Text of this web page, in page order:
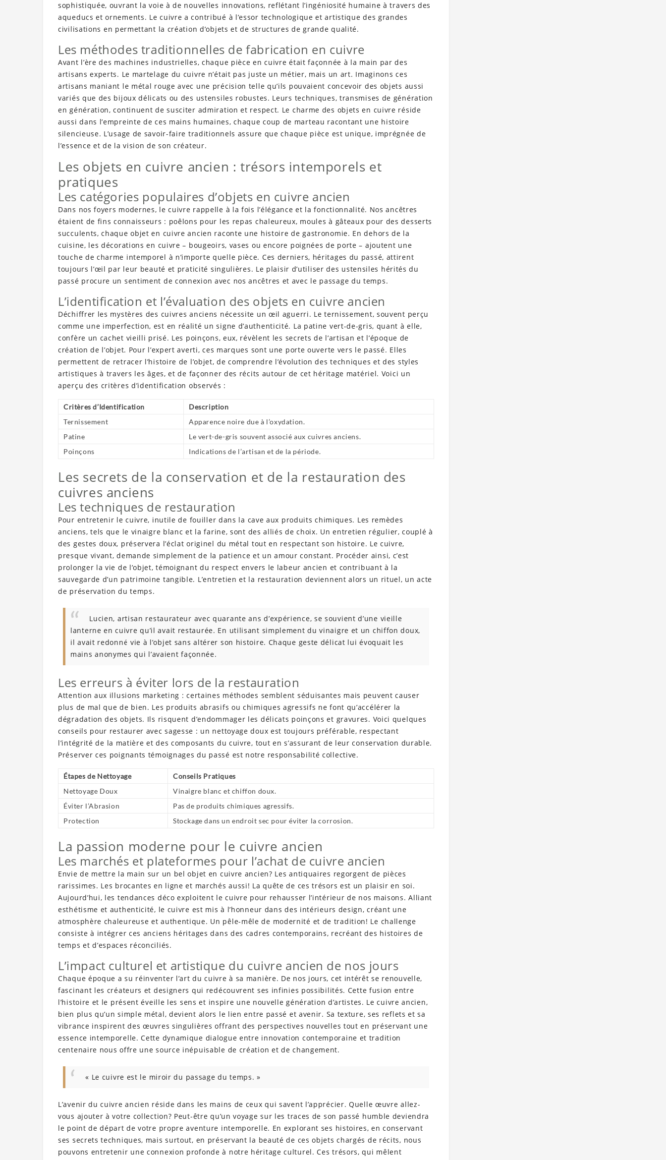
sophistiquée, ouvrant la voie à de nouvelles innovations, reflétant l’ingéniosité humaine à travers des
aqueducs et ornements. Le cuivre a contribué à l’essor technologique et artistique des grandes
civilisations en permettant la création d’objets et de structures de grande qualité.
Les méthodes traditionnelles de fabrication en cuivre
Avant l’ère des machines industrielles, chaque pièce en cuivre était façonnée à la main par des
artisans experts. Le martelage du cuivre n’était pas juste un métier, mais un art. Imaginons ces
artisans maniant le métal rouge avec une précision telle qu’ils pouvaient concevoir des objets aussi
variés que des bijoux délicats ou des ustensiles robustes. Leurs techniques, transmises de génération
en génération, continuent de susciter admiration et respect. Le charme des objets en cuivre réside
aussi dans l’empreinte de ces mains humaines, chaque coup de marteau racontant une histoire
silencieuse. L’usage de savoir-faire traditionnels assure que chaque pièce est unique, imprégnée de
l’essence et de la vision de son créateur.
Les objets en cuivre ancien : trésors intemporels et
pratiques
Les catégories populaires d’objets en cuivre ancien
Dans nos foyers modernes, le cuivre rappelle à la fois l’élégance et la fonctionnalité. Nos ancêtres
étaient de fins connaisseurs : poêlons pour les repas chaleureux, moules à gâteaux pour des desserts
succulents, chaque objet en cuivre ancien raconte une histoire de gastronomie. En dehors de la
cuisine, les décorations en cuivre – bougeoirs, vases ou encore poignées de porte – ajoutent une
touche de charme intemporel à n’importe quelle pièce. Ces derniers, héritages du passé, attirent
toujours l’œil par leur beauté et praticité singulières. Le plaisir d’utiliser des ustensiles hérités du
passé procure un sentiment de connexion avec nos ancêtres et avec le passage du temps.
L’identification et l’évaluation des objets en cuivre ancien
Déchiffrer les mystères des cuivres anciens nécessite un œil aguerri. Le ternissement, souvent perçu
comme une imperfection, est en réalité un signe d’authenticité. La patine vert-de-gris, quant à elle,
confère un cachet vieilli prisé. Les poinçons, eux, révèlent les secrets de l’artisan et l’époque de
création de l’objet. Pour l’expert averti, ces marques sont une porte ouverte vers le passé. Elles
permettent de retracer l’histoire de l’objet, de comprendre l’évolution des techniques et des styles
artistiques à travers les âges, et de façonner des récits autour de cet héritage matériel. Voici un
aperçu des critères d’identification observés :
Critères d’Identification
Description
Ternissement
Apparence noire due à l’oxydation.
Patine
Le vert-de-gris souvent associé aux cuivres anciens.
Poinçons
Indications de l’artisan et de la période.
Les secrets de la conservation et de la restauration des
cuivres anciens
Les techniques de restauration
Pour entretenir le cuivre, inutile de fouiller dans la cave aux produits chimiques. Les remèdes
anciens, tels que le vinaigre blanc et la farine, sont des alliés de choix. Un entretien régulier, couplé à
des gestes doux, préservera l’éclat originel du métal tout en respectant son histoire. Le cuivre,
presque vivant, demande simplement de la patience et un amour constant. Procéder ainsi, c’est
prolonger la vie de l’objet, témoignant du respect envers le labeur ancien et contribuant à la
sauvegarde d’un patrimoine tangible. L’entretien et la restauration deviennent alors un rituel, un acte
de préservation du temps.
Lucien, artisan restaurateur avec quarante ans d’expérience, se souvient d’une vieille
lanterne en cuivre qu’il avait restaurée. En utilisant simplement du vinaigre et un chiffon doux,
il avait redonné vie à l’objet sans altérer son histoire. Chaque geste délicat lui évoquait les
mains anonymes qui l’avaient façonnée.
Les erreurs à éviter lors de la restauration
Attention aux illusions marketing : certaines méthodes semblent séduisantes mais peuvent causer
plus de mal que de bien. Les produits abrasifs ou chimiques agressifs ne font qu’accélérer la
dégradation des objets. Ils risquent d’endommager les délicats poinçons et gravures. Voici quelques
conseils pour restaurer avec sagesse : un nettoyage doux est toujours préférable, respectant
l’intégrité de la matière et des composants du cuivre, tout en s’assurant de leur conservation durable.
Préserver ces poignants témoignages du passé est notre responsabilité collective.
Étapes de Nettoyage
Conseils Pratiques
Nettoyage Doux
Vinaigre blanc et chiffon doux.
Éviter l’Abrasion
Pas de produits chimiques agressifs.
Protection
Stockage dans un endroit sec pour éviter la corrosion.
La passion moderne pour le cuivre ancien
Les marchés et plateformes pour l’achat de cuivre ancien
Envie de mettre la main sur un bel objet en cuivre ancien? Les antiquaires regorgent de pièces
rarissimes. Les brocantes en ligne et marchés aussi! La quête de ces trésors est un plaisir en soi.
Aujourd’hui, les tendances déco exploitent le cuivre pour rehausser l’intérieur de nos maisons. Alliant
esthétisme et authenticité, le cuivre est mis à l’honneur dans des intérieurs design, créant une
atmosphère chaleureuse et authentique. Un pêle-mêle de modernité et de tradition! Le challenge
consiste à intégrer ces anciens héritages dans des cadres contemporains, recréant des histoires de
temps et d’espaces réconciliés.
L’impact culturel et artistique du cuivre ancien de nos jours
Chaque époque a su réinventer l’art du cuivre à sa manière. De nos jours, cet intérêt se renouvelle,
fascinant les créateurs et designers qui redécouvrent ses infinies possibilités. Cette fusion entre
l’histoire et le présent éveille les sens et inspire une nouvelle génération d’artistes. Le cuivre ancien,
bien plus qu’un simple métal, devient alors le lien entre passé et avenir. Sa texture, ses reflets et sa
vibrance inspirent des œuvres singulières offrant des perspectives nouvelles tout en préservant une
essence intemporelle. Cette dynamique dialogue entre innovation contemporaine et tradition
centenaire nous offre une source inépuisable de création et de changement.
« Le cuivre est le miroir du passage du temps. »
L’avenir du cuivre ancien réside dans les mains de ceux qui savent l’apprécier. Quelle œuvre allez-
vous ajouter à votre collection? Peut-être qu’un voyage sur les traces de son passé humble deviendra
le point de départ de votre propre aventure intemporelle. En explorant ses histoires, en conservant
ses secrets techniques, mais surtout, en préservant la beauté de ces objets chargés de récits, nous
pouvons entretenir une connexion profonde à notre héritage culturel. Ces trésors, qui mêlent